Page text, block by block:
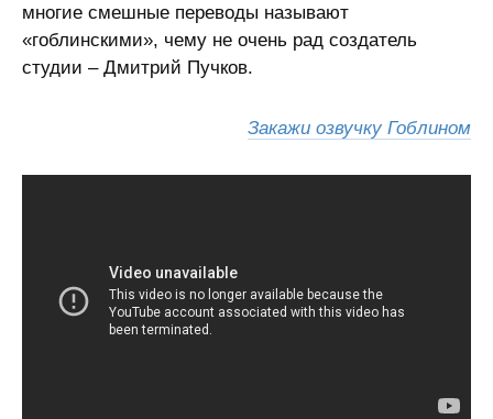
многие смешные переводы называют
«гоблинскими», чему не очень рад создатель
студии – Дмитрий Пучков.
Закажи озвучку Гоблином